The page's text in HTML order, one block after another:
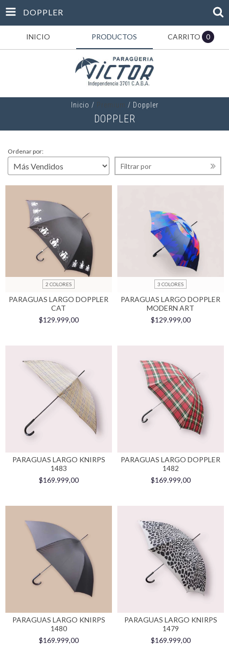
DOPPLER
INICIO PRODUCTOS CARRITO 0
Inicio / Premium / Doppler
DOPPLER
Ordenar por:
Filtrar por
2 COLORES
PARAGUAS LARGO DOPPLER
CAT
$129.999,00
3 COLORES
PARAGUAS LARGO DOPPLER
MODERN ART
$129.999,00
PARAGUAS LARGO KNIRPS
1483
$169.999,00
PARAGUAS LARGO DOPPLER
1482
$169.999,00
PARAGUAS LARGO KNIRPS
1480
$169.999,00
PARAGUAS LARGO KNIRPS
1479
$169.999,00